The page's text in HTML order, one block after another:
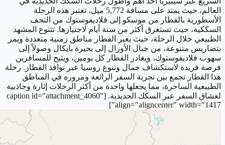
العالم، حيث يمتد على مسافة 5,772 ميل، تعتبر هذه الرحلة
الأسطورية بالقطار من موسكو إلى فلاديفوستوك من التحف
السككية، حيث تستغرق أكثر من ستة أيام لاجتيازها. تتنوع المشهد
الطبيعي خلال الرحلة، حيث يعبر القطار مناطق زمنية متعددة ويمر
بتضاريس متنوعة، من جبال الأورال إلى بحيرة بايكال وصولاً إلى
سهوب فلاديفوستوك، ويغادر القطار كل يومين، ويتيح للمسافرين
فرصة فريدة لاستكشاف جمال وتنوع روسيا عبر نوافذ القطار. رحلة
هذا القطار تجمع بين تجربة السفر الرائعة ومروره في المناطق
الطبيعية الساحرة، مما يجعلها واحدة من أكثر الرحلات إثارة وجاذبية
لعشاق السفر عبر السكك الحديدية. [caption id="attachment_4060"
align="aligncenter" width="1417"]